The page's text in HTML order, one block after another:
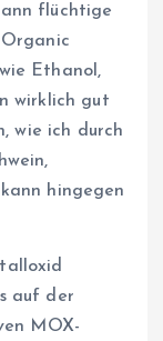
flüchtige
Ethanol,
wirklich gut
wie ich durch
hingegen
auf der
MOX-